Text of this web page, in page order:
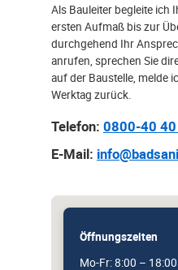
Als Bauleiter begleite ich
ersten Aufmaß bis zur
durchgehend Ihr
anrufen, sprechen Sie
auf der Baustelle, melde
Werktag zurück.
Telefon: 0800-40
E-Mail:
Öffnungszeiten
Mo-Fr: 8:00 – 18:00